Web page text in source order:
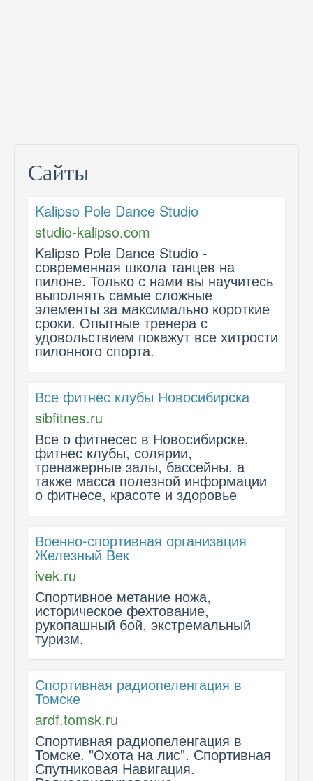
Сайты
Kalipso Pole Dance Studio
studio-kalipso.com
Kalipso Pole Dance Studio -
современная школа танцев на
пилоне. Только с нами вы научитесь
выполнять самые сложные
элементы за максимально короткие
сроки. Опытные тренера с
удовольствием покажут все хитрости
пилонного спорта.
Все фитнес клубы Новосибирска
sibfitnes.ru
Все о фитнесес в Новосибирске,
фитнес клубы, солярии,
тренажерные залы, бассейны, а
также масса полезной информации
о фитнесе, красоте и здоровье
Военно-спортивная организация
Железный Век
ivek.ru
Спортивное метание ножа,
историческое фехтование,
рукопашный бой, экстремальный
туризм.
Спортивная радиопеленгация в
Томске
ardf.tomsk.ru
Спортивная радиопеленгация в
Томске. "Охота на лис". Спортивная
Спутниковая Навигация.